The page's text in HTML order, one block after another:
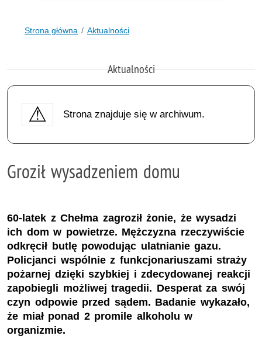
Strona główna Aktualności
Aktualności
Strona znajduje się w archiwum.
Groził wysadzeniem domu
60-latek z Chełma zagroził żonie, że wysadzi
ich dom w powietrze. Mężczyzna rzeczywiście
odkręcił butlę powodując ulatnianie gazu.
Policjanci wspólnie z funkcjonariuszami straży
pożarnej dzięki szybkiej i zdecydowanej reakcji
zapobiegli możliwej tragedii. Desperat za swój
czyn odpowie przed sądem. Badanie wykazało,
że miał ponad 2 promile alkoholu w
organizmie.